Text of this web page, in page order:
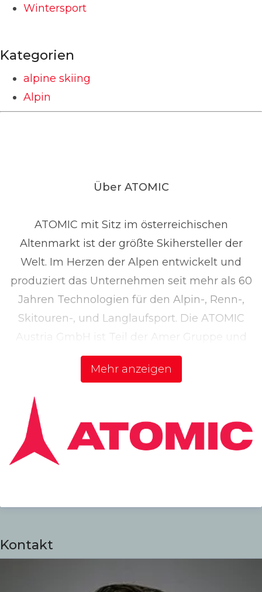
Wintersport
Kategorien
alpine skiing
Alpin
Über ATOMIC
ATOMIC mit Sitz im österreichischen
Altenmarkt ist der größte Skihersteller der
Welt. Im Herzen der Alpen entwickelt und
produziert das Unternehmen seit mehr als 60
Jahren Technologien für den Alpin-, Renn-,
Skitouren-, und Langlaufsport. Die ATOMIC
Austria GmbH ist Teil der Amer Gruppe und
beschäftigt rund 750 Mitarbeiter. Als
Marktführer in Qualität und technologischen
seine Produkte weltweit in 49 Ländern. Mit
ihrer Passion für den Skisport will die Marke
ein besseres Erlebnis für Skifahrer jeder
Mehr anzeigen
Kontakt